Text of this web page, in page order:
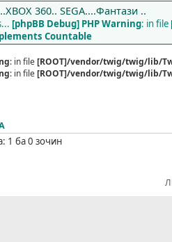
360.. SEGA....Фантази ..
[phpBB Debug] PHP Warning: in file
Countable
: in file[ROOT]/vendor/twig/twig/lib/
: in file[ROOT]/vendor/twig/twig/lib/
1 ба 0 зочин